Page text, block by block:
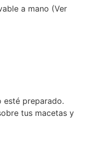
a mano (Ver
esté preparado.
tus macetas y